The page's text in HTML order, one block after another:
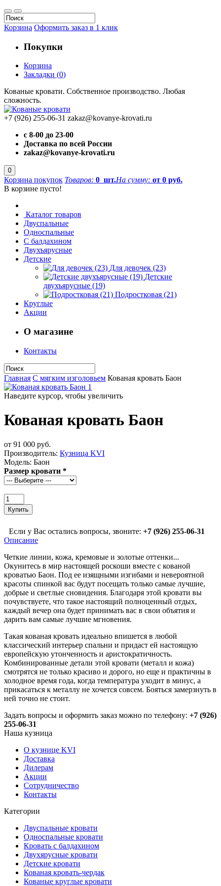
Корзина Оформить заказ в 1 клик
Покупки
Корзина
Закладки (0)
Кованые кровати. Собственное производство. Любая
сложность.
+7 (926) 255-06-31 zakaz@kovanye-krovati.ru
с 8-00 до 23-00
Доставка по всей России
zakaz@kovanye-krovati.ru
0
Корзина покупок Товаров: 0 шт.На сумму: от 0 руб.
В корзине пусто!
Каталог товаров
Двуспальные
Односпальные
С балдахином
Двухъярусные
Детские
Для девочек (23)
Детские
двухъярусные (19)
Подростковая (21)
Круглые
Акции
О магазине
Контакты
Главная С мягким изголовьем Кованая кровать Баон
Наведите курсор, чтобы увеличить
Кованая кровать Баон
от 91 000 руб.
Производитель: Кузница KVI
Модель: Баон
Размер кровати *
Если у Вас остались вопросы, звоните: +7 (926) 255-06-31
Описание
Четкие линии, кожа, кремовые и золотые оттенки...
Окунитесь в мир настоящей роскоши вместе с кованой
кроватью Баон. Под ее изящными изгибами и невероятной
красоты спинкой вас будут посещать только самые лучшие,
добрые и светлые сновидения. Благодаря этой кровати вы
почувствуете, что такое настоящий полноценный отдых,
каждый вечер она будет принимать вас в свои объятия и
дарить вам самые лучшие мгновения.
Такая кованая кровать идеально впишется в любой
классический интерьер спальни и придаст ей настоящую
европейскую утонченность и аристократичность.
Комбинированные детали этой кровати (металл и кожа)
смотрятся не только красиво и дорого, но еще и практичны в
холодное время года, когда температура уходит в минус, а
прикасаться к металлу не хочется совсем. Бояться замерзнуть в
ней точно не стоит.
Задать вопросы и оформить заказ можно по телефону: +7 (926)
255-06-31
Наша кузница
О кузнице KVI
Доставка
Дилерам
Акции
Сотрудничество
Контакты
Категории
Двуспальные кровати
Односпальные кровати
Кровать с балдахином
Двухярусные кровати
Детские кровати
Кованая кровать-чердак
Кованые круглые кровати